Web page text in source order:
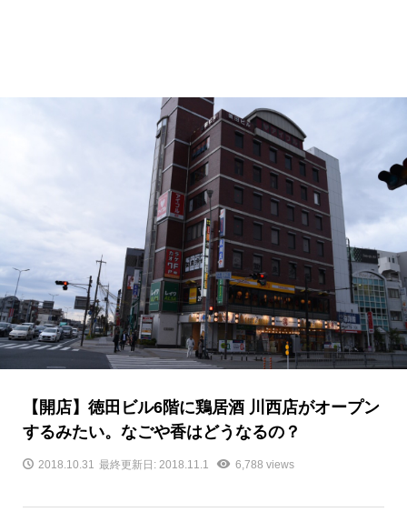
【開店】徳田ビル6階に鶏居酒 川西店がオープン
するみたい。なごや香はどうなるの？
2018.10.31 最終更新日: 2018.11.1 6,788 views